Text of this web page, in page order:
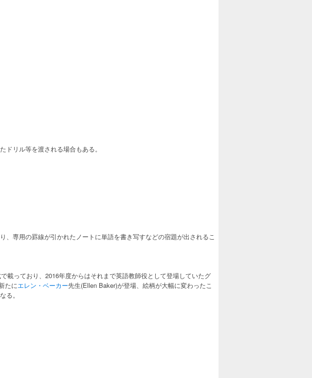
リル等を渡される場合もある。
、専用の罫線が引かれたノートに単語を書き写すなどの宿題が出されるこ
載っており、2016年度からはそれまで英語教師役として登場していたグ
たにエレン・ベーカー先生(Ellen Baker)が登場、絵柄が大幅に変わったこ
る。